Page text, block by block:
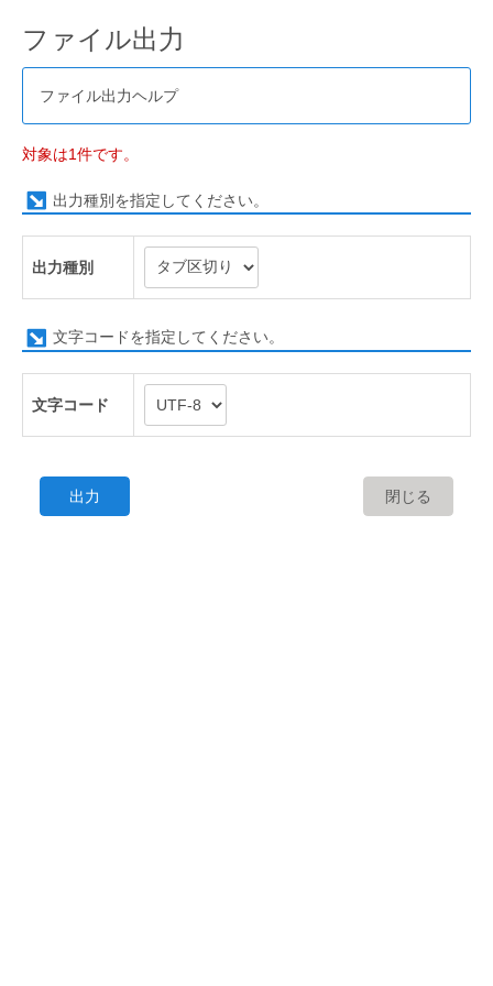
ファイル出力
ファイル出力ヘルプ
対象は1件です。
出力種別を指定してください。
出力種別
文字コードを指定してください。
文字コード